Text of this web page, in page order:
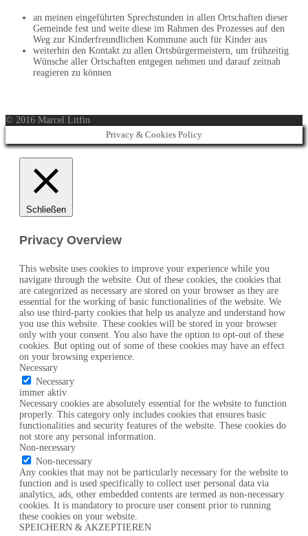
an meinen eingeführten Sprechstunden in allen Ortschaften dieser
Gemeinde fest und weite diese im Rahmen des Prozesses auf den
Weg zur Kinderfreundlichen Kommune auch für Kinder aus
weiterhin den Kontakt zu allen Ortsbürgermeistern, um frühzeitig
Wünsche aller Ortschaften entgegen nehmen und darauf zeitnah
reagieren zu können
© 2016 Marcel Litfin
Privacy & Cookies Policy
Schließen
Privacy Overview
This website uses cookies to improve your experience while you
navigate through the website. Out of these cookies, the cookies that
are categorized as necessary are stored on your browser as they are
essential for the working of basic functionalities of the website. We
also use third-party cookies that help us analyze and understand how
you use this website. These cookies will be stored in your browser
only with your consent. You also have the option to opt-out of these
cookies. But opting out of some of these cookies may have an effect
on your browsing experience.
Necessary
Necessary
immer aktiv
Necessary cookies are absolutely essential for the website to function
properly. This category only includes cookies that ensures basic
functionalities and security features of the website. These cookies do
not store any personal information.
Non-necessary
Non-necessary
Any cookies that may not be particularly necessary for the website to
function and is used specifically to collect user personal data via
analytics, ads, other embedded contents are termed as non-necessary
cookies. It is mandatory to procure user consent prior to running
these cookies on your website.
SPEICHERN & AKZEPTIEREN